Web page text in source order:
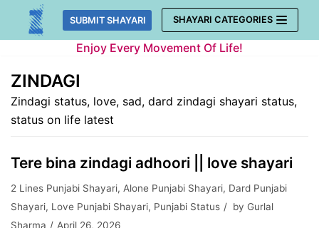
Skip
SUBMIT SHAYARI SHAYARI CATEGORIES
Enjoy Every Movement Of Life!
ZINDAGI
Zindagi status, love, sad, dard zindagi shayari status,
status on life latest
Tere bina zindagi adhoori || love shayari
2 Lines Punjabi Shayari, Alone Punjabi Shayari, Dard Punjabi
Shayari, Love Punjabi Shayari, Punjabi Status by Gurlal
Sharma
April 26, 2026